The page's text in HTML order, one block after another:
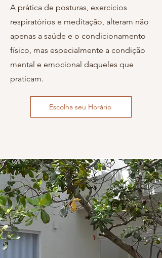
A prática de posturas, exercícios
respiratórios e meditação, alteram não
apenas a saúde e o condicionamento
físico, mas especialmente a condição
mental e emocional daqueles que
praticam.
Escolha seu Horário